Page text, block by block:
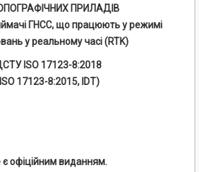
ПРИЛАДІВ
ГНСС, що працюють у режимі
у реальному часі (RTK)
ISO 17123-8:2018
17123-8:2015, IDT)
є офіційним виданням.